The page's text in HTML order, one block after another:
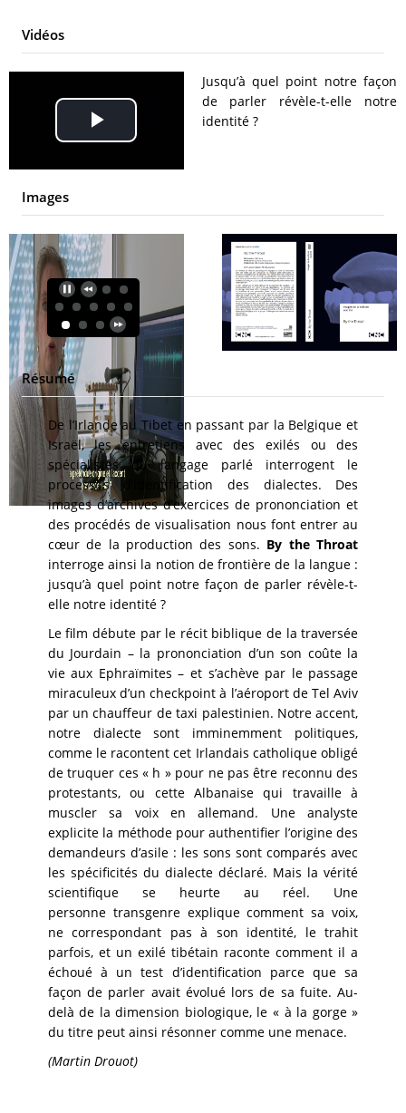
Vidéos
Play
Video
Jusqu’à quel point notre façon
de parler révèle-t-elle notre
identité ?
Images
Résumé
De l’Irlande au Tibet en passant par la Belgique et
Israël, les entretiens avec des exilés ou des
spécialistes du langage parlé interrogent le
processus d’identification des dialectes. Des
images d’archives d’exercices de prononciation et
des procédés de visualisation nous font entrer au
cœur de la production des sons. By the Throat
interroge ainsi la notion de frontière de la langue :
jusqu’à quel point notre façon de parler révèle-t-
elle notre identité ?
Le film débute par le récit biblique de la traversée
du Jourdain – la prononciation d’un son coûte la
vie aux Ephraïmites – et s’achève par le passage
miraculeux d’un checkpoint à l’aéroport de Tel Aviv
par un chauffeur de taxi palestinien. Notre accent,
notre dialecte sont imminemment politiques,
comme le racontent cet Irlandais catholique obligé
de truquer ces « h » pour ne pas être reconnu des
protestants, ou cette Albanaise qui travaille à
muscler sa voix en allemand. Une analyste
explicite la méthode pour authentifier l’origine des
demandeurs d’asile : les sons sont comparés avec
les spécificités du dialecte déclaré. Mais la vérité
scientifique se heurte au réel. Une
personne transgenre explique comment sa voix,
ne correspondant pas à son identité, le trahit
parfois, et un exilé tibétain raconte comment il a
échoué à un test d’identification parce que sa
façon de parler avait évolué lors de sa fuite. Au-
delà de la dimension biologique, le « à la gorge »
du titre peut ainsi résonner comme une menace.
(Martin Drouot)